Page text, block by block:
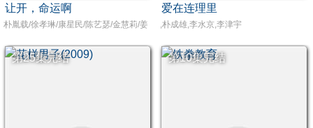
让开，命运啊
朴胤载/徐孝琳/康星民/陈艺瑟/金慧莉/姜信日
爱在连理里
,朴成雄,李水京,李津宇
第25集完结 第10集完结